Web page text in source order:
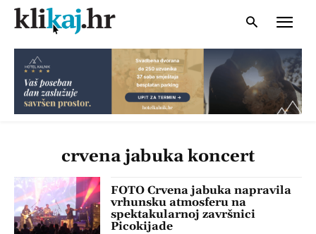
crvena jabuka koncert
FOTO Crvena jabuka napravila
vrhunsku atmosferu na
spektakularnoj završnici
Picokijade